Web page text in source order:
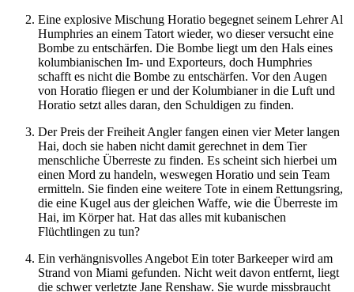
Eine explosive Mischung Horatio begegnet seinem Lehrer Al
Humphries an einem Tatort wieder, wo dieser versucht eine
Bombe zu entschärfen. Die Bombe liegt um den Hals eines
kolumbianischen Im- und Exporteurs, doch Humphries
schafft es nicht die Bombe zu entschärfen. Vor den Augen
von Horatio fliegen er und der Kolumbianer in die Luft und
Horatio setzt alles daran, den Schuldigen zu finden.
Der Preis der Freiheit Angler fangen einen vier Meter langen
Hai, doch sie haben nicht damit gerechnet in dem Tier
menschliche Überreste zu finden. Es scheint sich hierbei um
einen Mord zu handeln, weswegen Horatio und sein Team
ermitteln. Sie finden eine weitere Tote in einem Rettungsring,
die eine Kugel aus der gleichen Waffe, wie die Überreste im
Hai, im Körper hat. Hat das alles mit kubanischen
Flüchtlingen zu tun?
Ein verhängnisvolles Angebot Ein toter Barkeeper wird am
Strand von Miami gefunden. Nicht weit davon entfernt, liegt
die schwer verletzte Jane Renshaw. Sie wurde missbraucht